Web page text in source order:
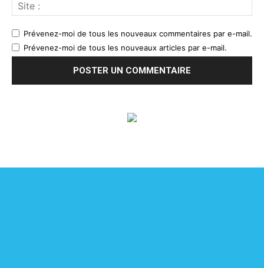
Prévenez-moi de tous les nouveaux commentaires par e-mail.
Prévenez-moi de tous les nouveaux articles par e-mail.